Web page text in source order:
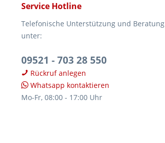
Service Hotline
Telefonische Unterstützung und Beratung
unter:
09521 - 703 28 550
Rückruf anlegen
Whatsapp kontaktieren
Mo-Fr, 08:00 - 17:00 Uhr